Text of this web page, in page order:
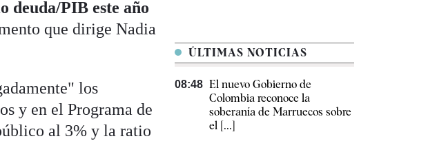
deuda/PIB este año
que dirige Nadia
los
y en el Programa de
al 3% y la ratio
ÚLTIMAS NOTICIAS
08:48 El nuevo Gobierno de
Colombia reconoce la
soberanía de Marruecos sobre
el [...]